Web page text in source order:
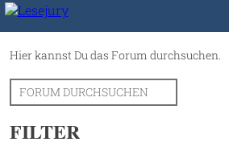
Hier kannst Du das Forum durchsuchen.
FORUM DURCHSUCHEN
FILTER